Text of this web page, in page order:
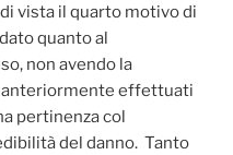
vista il quarto motivo di
quanto al
non avendo la
effettuati
pertinenza col
del danno. Tanto